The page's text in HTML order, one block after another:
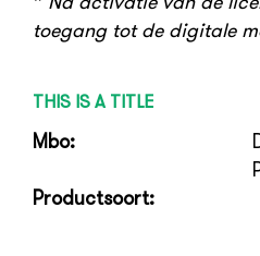
toegang tot de digitale
THIS IS A TITLE
Mbo:
Productsoort: